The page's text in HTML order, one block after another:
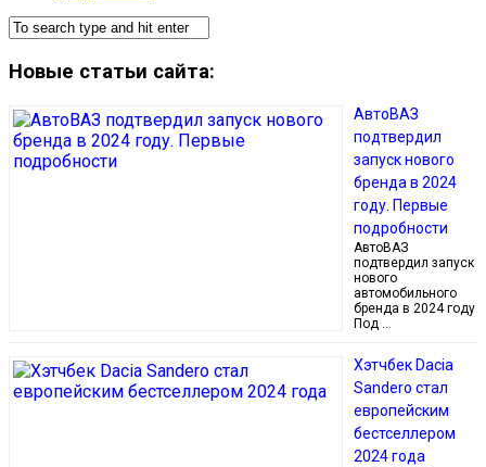
Новые статьи сайта:
АвтоВАЗ
подтвердил
запуск нового
бренда в 2024
году. Первые
подробности
АвтоВАЗ
подтвердил запуск
нового
автомобильного
бренда в 2024 году
Под …
Хэтчбек Dacia
Sandero стал
европейским
бестселлером
2024 года